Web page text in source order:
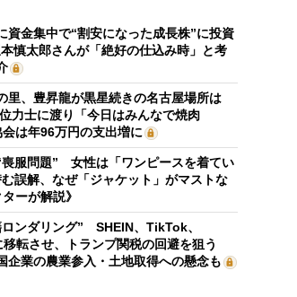
資金集中で“割安になった成長株”に投資
慎太郎さんが「絶好の仕込み時」と考
里、豊昇龍が黒星続きの名古屋場所は
力士に渡り「今日はみんなで焼肉
は年96万円の支出増に
服問題” 女性は「ワンピースを着てい
誤解、なぜ「ジャケット」がマストな
ーが解説》
ンダリング” SHEIN、TikTok、
転させ、トランプ関税の回避を狙う
企業の農業参入・土地取得への懸念も